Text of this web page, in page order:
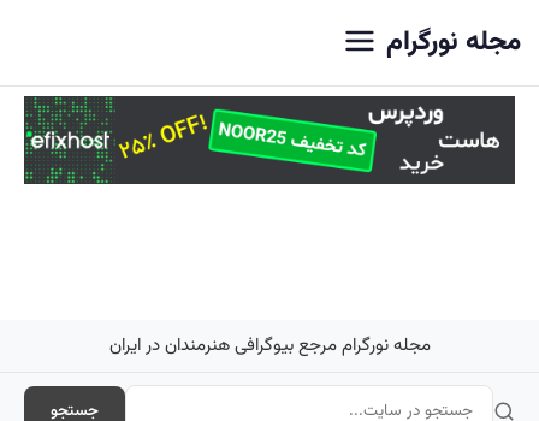
مجله نورگرام
مجله نورگرام مرجع بیوگرافی هنرمندان در ایران
جستجو